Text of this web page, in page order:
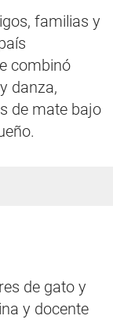
familias y
combinó
danza,
de mate bajo
de gato y
y docente